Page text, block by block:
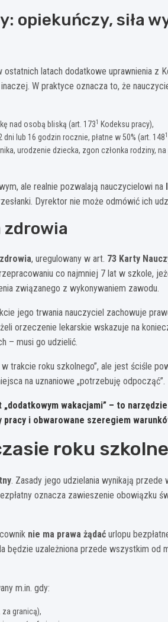
opiekuńczy, siła
latach dodatkowe uprawnienia z
W praktyce oznacza to, że
nad osobą bliską (art. 1731 Kodeksu pracy),
dni lub 16 godzin rocznie, płatne w 50% (art. 1481
urodzenie dziecka, zgon członka rodziny,
ale realnie pozwalają nauczycielowi na
Dyrektor nie może odmówić ich
zdrowia
, uregulowany w art. 73 Karty
co najmniej 7 lat w szkole,
związanego z wykonywaniem zawodu.
jego trwania nauczyciel zachowuje
orzeczenie lekarskie wskazuje na
– musi go udzielić.
trakcie roku szkolnego”, ale jest ściśle
na uznaniowe „potrzebuję odpocząć”.
wakacjami” – to
i obwarowane szeregiem
roku
. Zasady jego udzielania wynikają przede
oznacza zawieszenie obowiązku
nie ma prawa żądać urlopu
będzie uzależniona przede wszystkim od
m.in. gdy:
granicą),